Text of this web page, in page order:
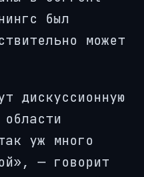
был
может
дискуссионную
уж много
— говорит